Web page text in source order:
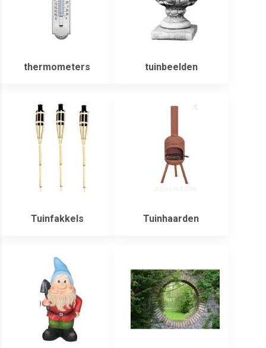
thermometers tuinbeelden
Tuinfakkels Tuinhaarden